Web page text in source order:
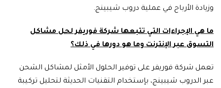
وزيادة الأرباح في عملية دروب شيبينج.
ما هي الإجراءات التي تتبعها شركة فوريفر لحل مشاكل
التسوق عبر الإنترنت وما هو دورها في ذلك؟
تعمل شركة فوريفر على توفير الحلول الأمثل لمشاكل الشحن
عبر الدروب شيبينج، بإستخدام التقنيات الحديثة لتحليل تركيبة